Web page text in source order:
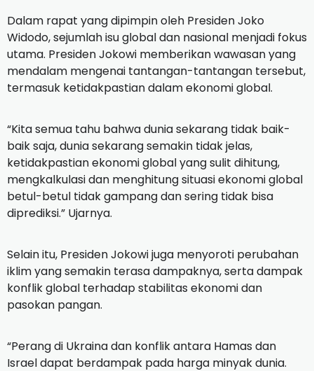
Dalam rapat yang dipimpin oleh Presiden Joko
Widodo, sejumlah isu global dan nasional menjadi fokus
utama. Presiden Jokowi memberikan wawasan yang
mendalam mengenai tantangan-tantangan tersebut,
termasuk ketidakpastian dalam ekonomi global.
“Kita semua tahu bahwa dunia sekarang tidak baik-
baik saja, dunia sekarang semakin tidak jelas,
ketidakpastian ekonomi global yang sulit dihitung,
mengkalkulasi dan menghitung situasi ekonomi global
betul-betul tidak gampang dan sering tidak bisa
diprediksi.” Ujarnya.
Selain itu, Presiden Jokowi juga menyoroti perubahan
iklim yang semakin terasa dampaknya, serta dampak
konflik global terhadap stabilitas ekonomi dan
pasokan pangan.
“Perang di Ukraina dan konflik antara Hamas dan
Israel dapat berdampak pada harga minyak dunia.